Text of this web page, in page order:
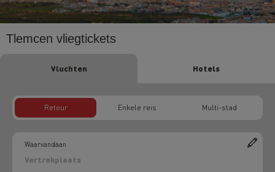
Tlemcen vliegtickets